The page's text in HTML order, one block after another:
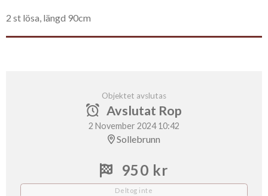
2 st lösa, längd 90cm
Objektet avslutas
Avslutat Rop
2 November 2024 10:42
Sollebrunn
950 kr
Deltog inte